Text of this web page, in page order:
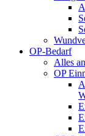
OP-Bedarf
Alles
OP